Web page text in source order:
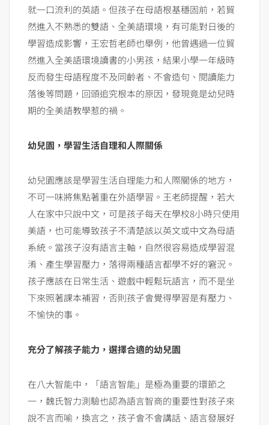
就一口流利的英語。但孩子在母語根基穩固前，若貿
然進入不熟悉的雙語、全美語環境，有可能對日後的
學習造成影響，王宏哲老師也舉例，他曾遇過一位貿
然進入全美語環境讀書的小男孩，結果小學一年級時
反而發生母語程度不及同齡者、不會造句、閱讀能力
落後等問題，回頭追究根本的原因，發現竟是幼兒時
期的全美語教學惹的禍。
幼兒園，學習生活自理和人際關係
幼兒園應該是學習生活自理能力和人際關係的地方，
不可一味將焦點著重在外語學習。王老師提醒，若大
人在家中只說中文，可是孩子每天在學校8小時只使用
美語，也可能導致孩子不清楚該以英文或中文為母語
系統。當孩子沒有語言主軸，自然很容易造成學習混
淆、產生學習壓力，落得兩種語言都學不好的窘況。
孩子應該在日常生活、遊戲中輕鬆玩語言，而不是坐
下來照著課本補習，否則孩子會覺得學習是有壓力、
不愉快的事。
充分了解孩子能力，選擇合適的幼兒園
在八大智能中，「語言智能」是極為重要的環節之
一，魏氏智力測驗也認為語言智商的重要性對孩子來
說不言而喻，換言之，孩子會不會講話、語言發展好